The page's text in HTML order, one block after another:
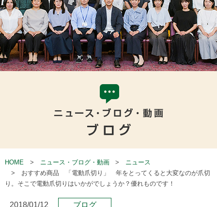
HOME ニュース・ブログ・動画
ニュース
おすすめ商品 「電動爪切り」 年をとってくると大変なのが爪切
り。そこで電動爪切りはいかがでしょうか？優れものです！
2018/01/12 ブログ